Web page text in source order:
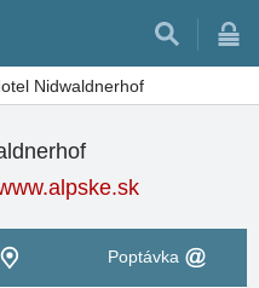
Nidwaldnerhof
Poptávka